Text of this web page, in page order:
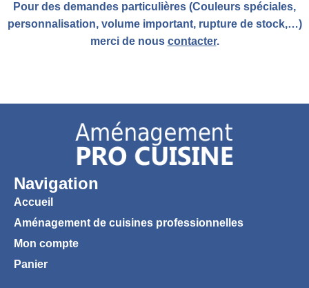
Pour des demandes particulières (Couleurs spéciales,
personnalisation, volume important, rupture de stock,…)
merci de nous contacter.
Navigation
Accueil
Aménagement de cuisines professionnelles
Mon compte
Panier